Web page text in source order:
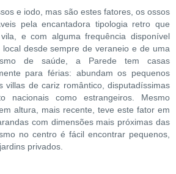
e iodo, mas são estes fatores, os ossos
pela encantadora tipologia retro que
e com alguma frequência disponível
desde sempre de veraneio e de uma
de saúde, a Parede tem casas
para férias: abundam os pequenos
villas de cariz romântico, disputadíssimas
nacionais como estrangeiros. Mesmo
altura, mais recente, teve este fator em
com dimensões mais próximas das
no centro é fácil encontrar pequenos,
privados.